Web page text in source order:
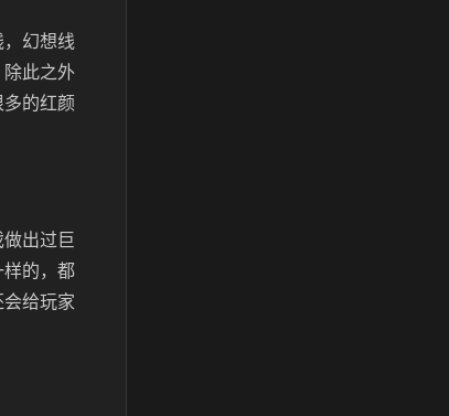
幻想线
此之外
的红颜
出过巨
的，都
给玩家